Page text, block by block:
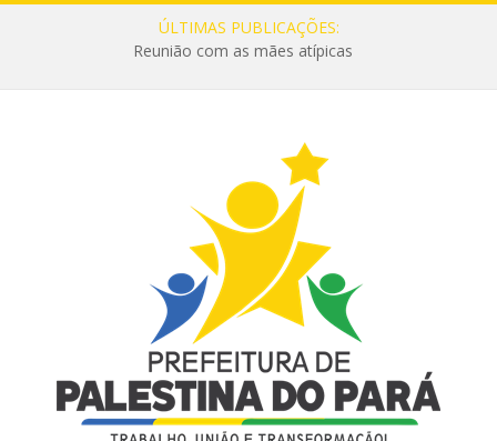
ÚLTIMAS PUBLICAÇÕES:
Reunião com as mães atípicas